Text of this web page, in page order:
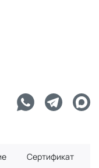
Сертификат